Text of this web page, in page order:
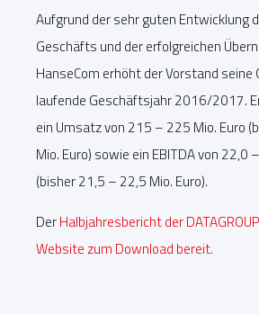
Aufgrund der sehr guten Entwicklung
Geschäfts und der erfolgreichen
HanseCom erhöht der Vorstand seine
laufende Geschäftsjahr 2016/2017.
ein Umsatz von 215 – 225 Mio. Euro
Mio. Euro) sowie ein EBITDA von 22,0
(bisher 21,5 – 22,5 Mio. Euro).
DerHalbjahresbericht der
Website zum Download bereit.